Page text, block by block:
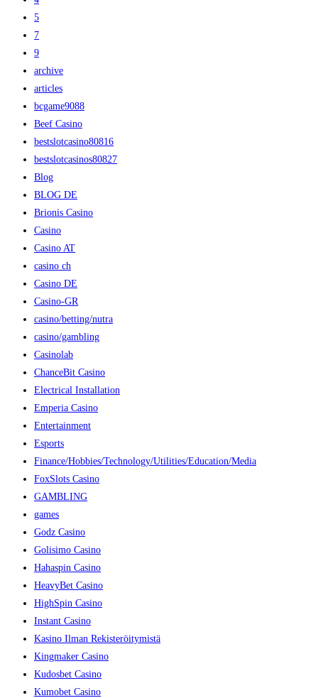
5
7
9
archive
articles
bcgame9088
Beef Casino
bestslotcasino80816
bestslotcasinos80827
Blog
BLOG DE
Brionis Casino
Casino
Casino AT
casino ch
Casino DE
Casino-GR
casino/betting/nutra
casino/gambling
Casinolab
ChanceBit Casino
Electrical Installation
Emperia Casino
Entertainment
Esports
Finance/Hobbies/Technology/Utilities/Education/Media
FoxSlots Casino
GAMBLING
games
Godz Casino
Golisimo Casino
Hahaspin Casino
HeavyBet Casino
HighSpin Casino
Instant Casino
Kasino Ilman Rekisteröitymistä
Kingmaker Casino
Kudosbet Casino
Kumobet Casino